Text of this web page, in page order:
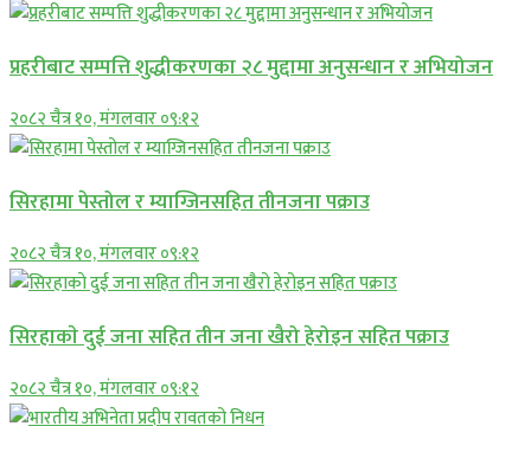
प्रहरीबाट सम्पत्ति शुद्धीकरणका २८ मुद्दामा अनुसन्धान र अभियोजन
२०८२ चैत्र १०, मंगलवार ०९:१२
सिरहामा पेस्तोल र म्याग्जिनसहित तीनजना पक्राउ
२०८२ चैत्र १०, मंगलवार ०९:१२
सिरहाकाे दुई जना सहित तीन जना खैरो हेरोइन सहित पक्राउ
२०८२ चैत्र १०, मंगलवार ०९:१२